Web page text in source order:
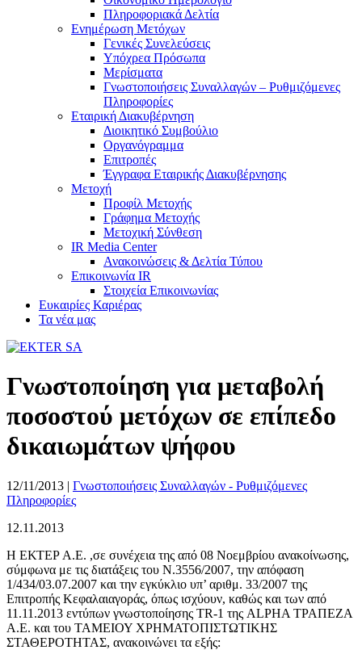
Πληροφοριακά Δελτία
Ενημέρωση Μετόχων
Γενικές Συνελεύσεις
Υπόχρεα Πρόσωπα
Μερίσματα
Γνωστοποιήσεις Συναλλαγών – Ρυθμιζόμενες
Πληροφορίες
Εταιρική Διακυβέρνηση
Διοικητικό Συμβούλιο
Οργανόγραμμα
Επιτροπές
Έγγραφα Εταιρικής Διακυβέρνησης
Μετοχή
Προφίλ Μετοχής
Γράφημα Μετοχής
Μετοχική Σύνθεση
IR Media Center
Ανακοινώσεις & Δελτία Τύπου
Επικοινωνία IR
Στοιχεία Επικοινωνίας
Ευκαιρίες Καριέρας
Τα νέα μας
Γνωστοποίηση για μεταβολή
ποσοστού μετόχων σε επίπεδο
δικαιωμάτων ψήφου
12/11/2013 | Γνωστοποιήσεις Συναλλαγών - Ρυθμιζόμενες
Πληροφορίες
12.11.2013
Η ΕΚΤΕΡ Α.Ε. ,σε συνέχεια της από 08 Νοεμβρίου ανακοίνωσης,
σύμφωνα με τις διατάξεις του Ν.3556/2007, την απόφαση
1/434/03.07.2007 και την εγκύκλιο υπ’ αριθμ. 33/2007 της
Επιτροπής Κεφαλαιαγοράς, όπως ισχύουν, καθώς και των από
11.11.2013 εντύπων γνωστοποίησης TR-1 της ALPHA ΤΡΑΠΕΖΑ
Α.Ε. και του ΤΑΜΕΙΟΥ ΧΡΗΜΑΤΟΠΙΣΤΩΤΙΚΗΣ
ΣΤΑΘΕΡΟΤΗΤΑΣ, ανακοινώνει τα εξής: